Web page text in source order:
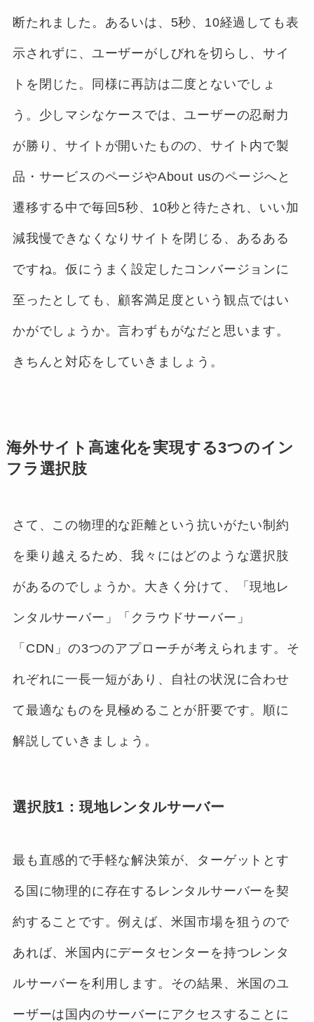
断たれました。あるいは、5秒、10経過しても表
示されずに、ユーザーがしびれを切らし、サイ
トを閉じた。同様に再訪は二度とないでしょ
う。少しマシなケースでは、ユーザーの忍耐力
が勝り、サイトが開いたものの、サイト内で製
品・サービスのページやAbout usのページへと
遷移する中で毎回5秒、10秒と待たされ、いい加
減我慢できなくなりサイトを閉じる、あるある
ですね。仮にうまく設定したコンバージョンに
至ったとしても、顧客満足度という観点ではい
かがでしょうか。言わずもがなだと思います。
きちんと対応をしていきましょう。
海外サイト高速化を実現する3つのイン
フラ選択肢
さて、この物理的な距離という抗いがたい制約
を乗り越えるため、我々にはどのような選択肢
があるのでしょうか。大きく分けて、「現地レ
ンタルサーバー」「クラウドサーバー」
「CDN」の3つのアプローチが考えられます。そ
れぞれに一長一短があり、自社の状況に合わせ
て最適なものを見極めることが肝要です。順に
解説していきましょう。
選択肢1：現地レンタルサーバー
最も直感的で手軽な解決策が、ターゲットとす
る国に物理的に存在するレンタルサーバーを契
約することです。例えば、米国市場を狙うので
あれば、米国内にデータセンターを持つレンタ
ルサーバーを利用します。その結果、米国のユ
ーザーは国内のサーバーにアクセスすることに